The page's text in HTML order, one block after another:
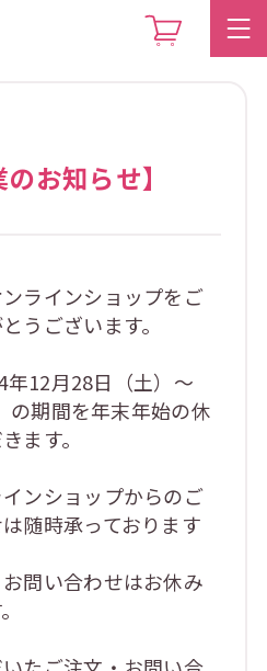
お知らせ】
ラインショップをご
うございます。
12月28日（土）～
の期間を年末年始の休
ます。
ンショップからのご
随時承っております
問い合わせはお休み